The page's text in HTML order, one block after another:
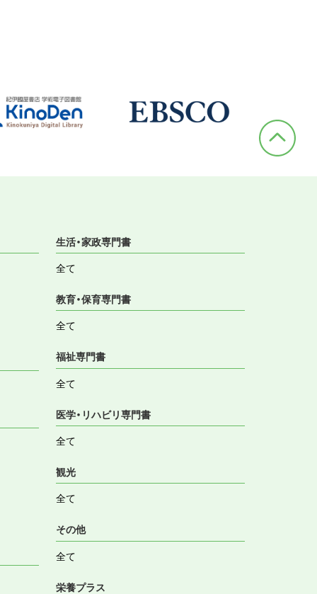
生活・家政専門書
全て
教育・保育専門書
全て
福祉専門書
全て
医学・リハビリ専門書
全て
観光
全て
その他
全て
栄養プラス